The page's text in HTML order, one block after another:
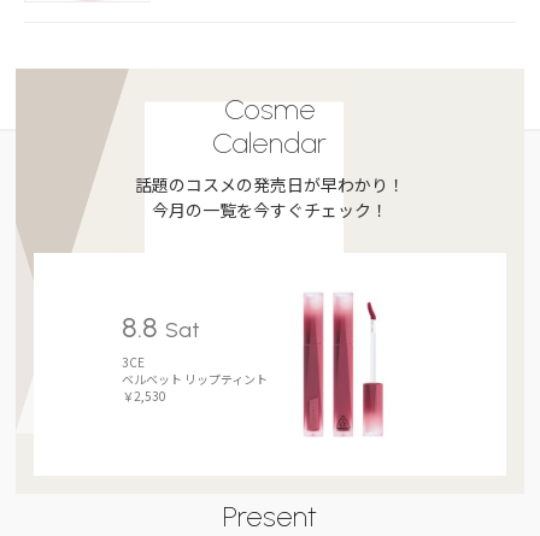
Cosme
Calendar
話題のコスメの発売日が早わかり！
今月の一覧を今すぐチェック！
8.8 Sat
3CE
ベルベット リップティント
￥2,530
Present